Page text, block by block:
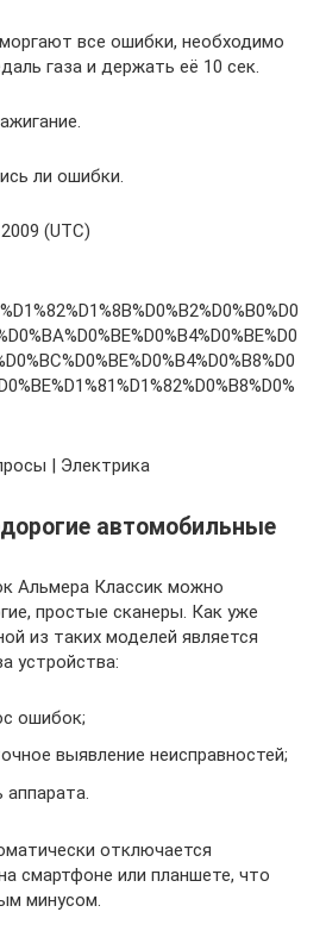
все ошибки, необходимо
газа и держать её 10 сек.
ли ошибки.
(UTC)
| Электрика
автомобильные
Альмера Классик можно
простые сканеры. Как уже
из таких моделей является
устройства:
ошибок;
выявление неисправностей;
отключается
смартфоне или планшете, что
минусом.